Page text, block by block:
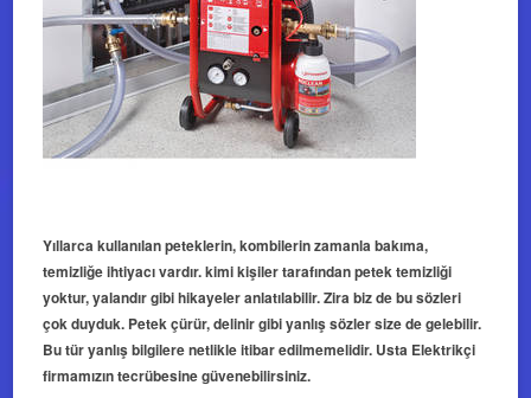
Yıllarca kullanılan peteklerin, kombilerin zamanla bakıma,
temizliğe ihtiyacı vardır. kimi kişiler tarafından petek temizliği
yoktur, yalandır gibi hikayeler anlatılabilir. Zira biz de bu sözleri
çok duyduk. Petek çürür, delinir gibi yanlış sözler size de gelebilir.
Bu tür yanlış bilgilere netlikle itibar edilmemelidir. Usta Elektrikçi
firmamızın tecrübesine güvenebilirsiniz.